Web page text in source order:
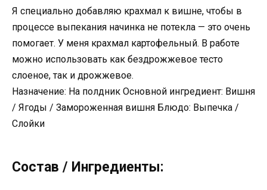
Я специально добавляю крахмал к вишне, чтобы в
процессе выпекания начинка не потекла — это очень
помогает. У меня крахмал картофельный. В работе
можно использовать как бездрожжевое тесто
слоеное, так и дрожжевое.
Назначение: На полдник Основной ингредиент: Вишня
/ Ягоды / Замороженная вишня Блюдо: Выпечка /
Слойки
Состав / Ингредиенты: